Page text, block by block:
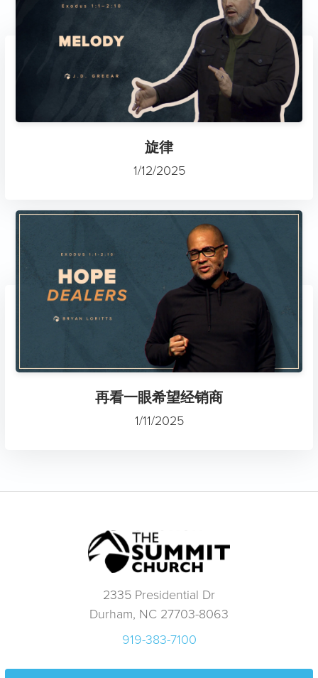
旋律
1/12/2025
再看一眼希望经销商
1/11/2025
2335 Presidential Dr
Durham, NC 27703-8063
919-383-7100